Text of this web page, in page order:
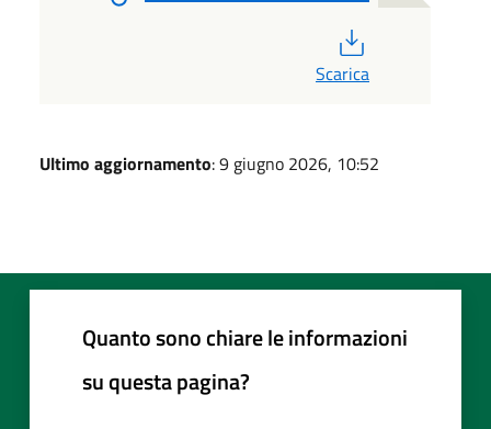
Scarica
Ultimo aggiornamento: 9 giugno 2026, 10:52
Quanto sono chiare le informazioni
su questa pagina?